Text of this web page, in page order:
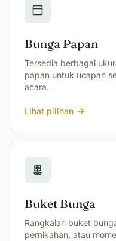
Bunga Papan
Tersedia berbagai
papan untuk ucapan
acara.
Lihat pilihan
Buket Bunga
Rangkaian buket
pernikahan, atau